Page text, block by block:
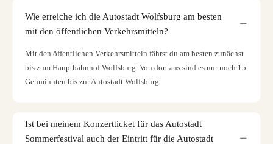
Wie erreiche ich die Autostadt Wolfsburg am besten
mit den öffentlichen Verkehrsmitteln?
Mit den öffentlichen Verkehrsmitteln fährst du am besten zunächst
bis zum Hauptbahnhof Wolfsburg. Von dort aus sind es nur noch 15
Gehminuten bis zur Autostadt Wolfsburg.
Ist bei meinem Konzertticket für das Autostadt
Sommerfestival auch der Eintritt für die Autostadt